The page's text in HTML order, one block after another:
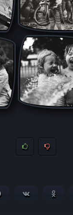
ссылку
Поделиться в Telegram
Поделиться